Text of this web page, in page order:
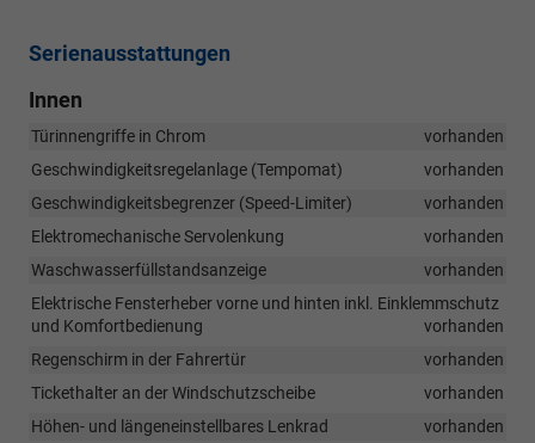
Serienausstattungen
Innen
Türinnengriffe in Chrom
vorhanden
Geschwindigkeitsregelanlage (Tempomat)
vorhanden
Geschwindigkeitsbegrenzer (Speed-Limiter)
vorhanden
Elektromechanische Servolenkung
vorhanden
Waschwasserfüllstandsanzeige
vorhanden
Elektrische Fensterheber vorne und hinten inkl. Einklemmschutz
und Komfortbedienung
vorhanden
Regenschirm in der Fahrertür
vorhanden
Tickethalter an der Windschutzscheibe
vorhanden
Höhen- und längeneinstellbares Lenkrad
vorhanden